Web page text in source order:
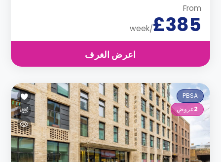
From
£385
/week
اعرض الغرف
PBSA
2عروض